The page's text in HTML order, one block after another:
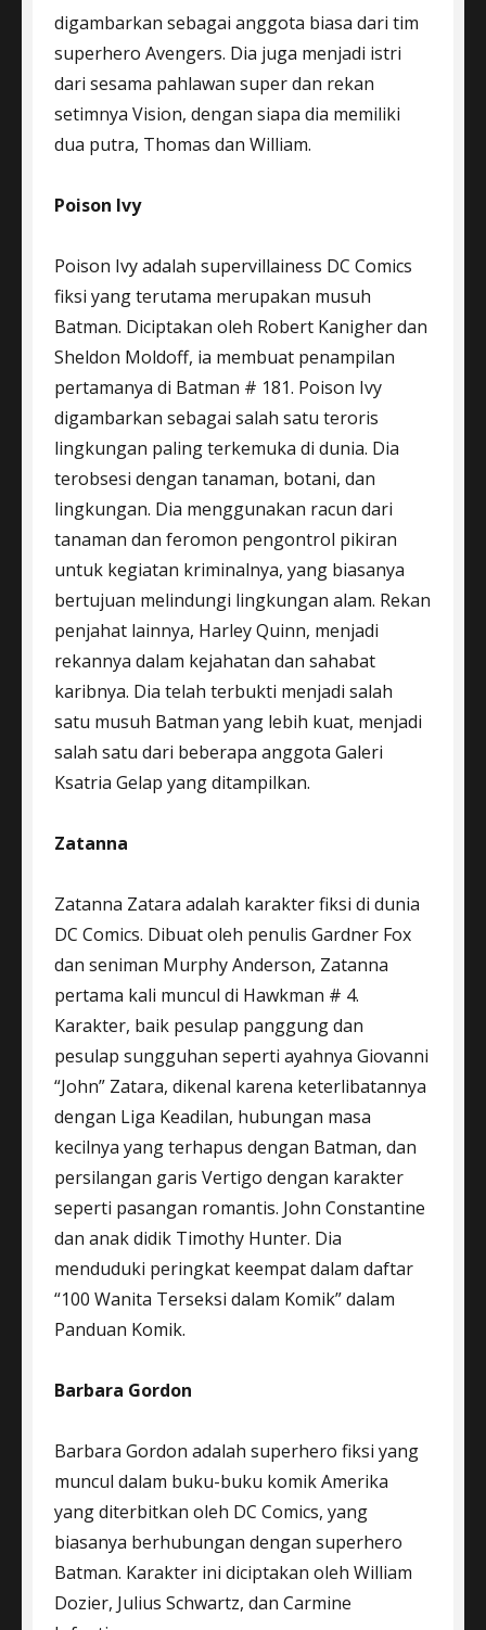
digambarkan sebagai anggota biasa dari tim
superhero Avengers. Dia juga menjadi istri
dari sesama pahlawan super dan rekan
setimnya Vision, dengan siapa dia memiliki
dua putra, Thomas dan William.
Poison Ivy
Poison Ivy adalah supervillainess DC Comics
fiksi yang terutama merupakan musuh
Batman. Diciptakan oleh Robert Kanigher dan
Sheldon Moldoff, ia membuat penampilan
pertamanya di Batman # 181. Poison Ivy
digambarkan sebagai salah satu teroris
lingkungan paling terkemuka di dunia. Dia
terobsesi dengan tanaman, botani, dan
lingkungan. Dia menggunakan racun dari
tanaman dan feromon pengontrol pikiran
untuk kegiatan kriminalnya, yang biasanya
bertujuan melindungi lingkungan alam. Rekan
penjahat lainnya, Harley Quinn, menjadi
rekannya dalam kejahatan dan sahabat
karibnya. Dia telah terbukti menjadi salah
satu musuh Batman yang lebih kuat, menjadi
salah satu dari beberapa anggota Galeri
Ksatria Gelap yang ditampilkan.
Zatanna
Zatanna Zatara adalah karakter fiksi di dunia
DC Comics. Dibuat oleh penulis Gardner Fox
dan seniman Murphy Anderson, Zatanna
pertama kali muncul di Hawkman # 4.
Karakter, baik pesulap panggung dan
pesulap sungguhan seperti ayahnya Giovanni
“John” Zatara, dikenal karena keterlibatannya
dengan Liga Keadilan, hubungan masa
kecilnya yang terhapus dengan Batman, dan
persilangan garis Vertigo dengan karakter
seperti pasangan romantis. John Constantine
dan anak didik Timothy Hunter. Dia
menduduki peringkat keempat dalam daftar
“100 Wanita Terseksi dalam Komik” dalam
Panduan Komik.
Barbara Gordon
Barbara Gordon adalah superhero fiksi yang
muncul dalam buku-buku komik Amerika
yang diterbitkan oleh DC Comics, yang
biasanya berhubungan dengan superhero
Batman. Karakter ini diciptakan oleh William
Dozier, Julius Schwartz, dan Carmine